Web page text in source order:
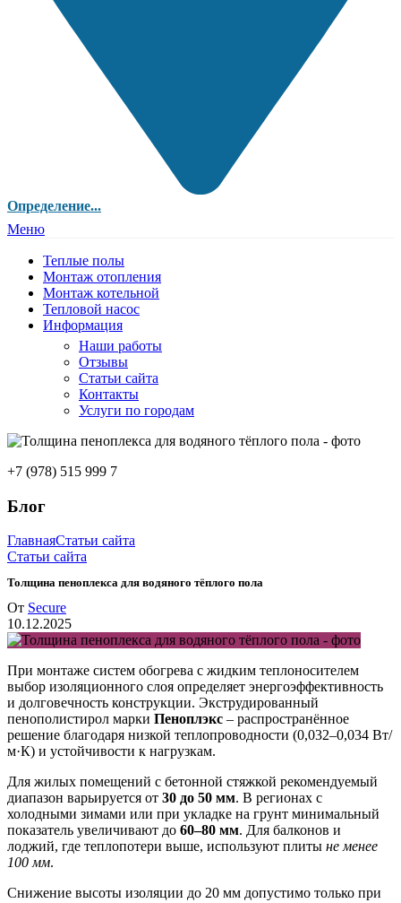
Определение...
Меню
Теплые полы
Монтаж отопления
Монтаж котельной
Тепловой насос
Информация
Наши работы
Отзывы
Статьи сайта
Контакты
Услуги по городам
+7 (978) 515 999 7
Блог
ГлавнаяСтатьи сайта
Статьи сайта
Толщина пеноплекса для водяного тёплого пола
От Secure
10.12.2025
При монтаже систем обогрева с жидким теплоносителем
выбор изоляционного слоя определяет энергоэффективность
и долговечность конструкции. Экструдированный
пенополистирол марки Пеноплэкс – распространённое
решение благодаря низкой теплопроводности (0,032–0,034 Вт/
м·К) и устойчивости к нагрузкам.
Для жилых помещений с бетонной стяжкой рекомендуемый
диапазон варьируется от 30 до 50 мм. В регионах с
холодными зимами или при укладке на грунт минимальный
показатель увеличивают до 60–80 мм. Для балконов и
лоджий, где теплопотери выше, используют плиты не менее
100 мм.
Снижение высоты изоляции до 20 мм допустимо только при